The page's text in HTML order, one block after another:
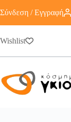
Σύνδεση / Εγγραφή
Wishlist